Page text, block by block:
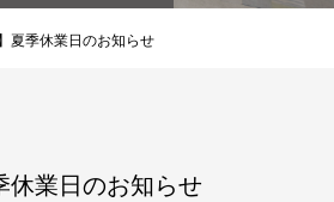
夏季休業日のお知らせ
休業日のお知らせ